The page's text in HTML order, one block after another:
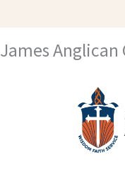
Anglican